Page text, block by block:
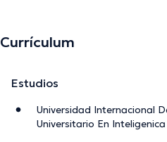
Currículum
Estudios
Universidad Internacional
Universitario En